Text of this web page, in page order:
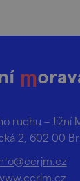
ruchu – Jižní
2, 602 00